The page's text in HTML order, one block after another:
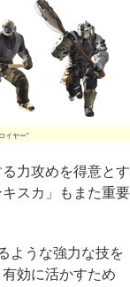
イヤー”
力攻めを得意とす
スカ」もまた重要
ような強力な技を
効に活かすため